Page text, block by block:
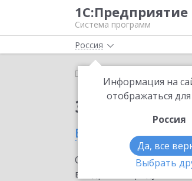
1С:Предприятие
Система программ
Россия
Информация на
отображаться
Россия
Да, все
Выбрать
Главная
Заказать
в Бузулуке
Ознакомьтесь с
внедрение продукта.